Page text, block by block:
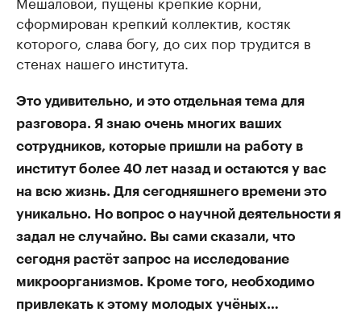
сформирован крепкий коллектив, костяк
которого, слава богу, до сих пор трудится в
стенах нашего института.
Это удивительно, и это отдельная тема для
разговора. Я знаю очень многих ваших
сотрудников, которые пришли на работу в
институт более 40 лет назад и остаются у вас
на всю жизнь. Для сегодняшнего времени это
уникально. Но вопрос о научной деятельности я
задал не случайно. Вы сами сказали, что
сегодня растёт запрос на исследование
микроорганизмов. Кроме того, необходимо
привлекать к этому молодых учёных…